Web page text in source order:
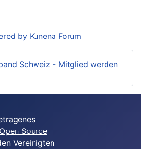
by Kunena Forum
Open Source
Vereinigten